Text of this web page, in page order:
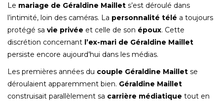
Le mariage de Géraldine Maillet s’est déroulé dans
l’intimité, loin des caméras. La personnalité télé a toujours
protégé sa vie privée et celle de son époux. Cette
discrétion concernant l’ex-mari de Géraldine Maillet
persiste encore aujourd’hui dans les médias.
Les premières années du couple Géraldine Maillet se
déroulaient apparemment bien. Géraldine Maillet
construisait parallèlement sa carrière médiatique tout en